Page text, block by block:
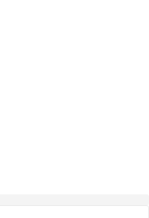
切にしたい、という想いから、誰かに見
行為を、禁止とさせていただきます。
といたします。
る」をオフにするなどのご考慮いただけ
／録音については、問題ありません。
ンクッションを置いて）SNSに投稿する
でお問い合わせください。
）